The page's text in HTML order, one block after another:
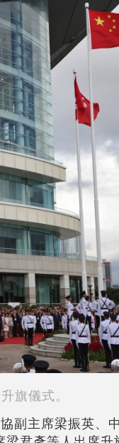
旗儀式。
副主席梁振英、